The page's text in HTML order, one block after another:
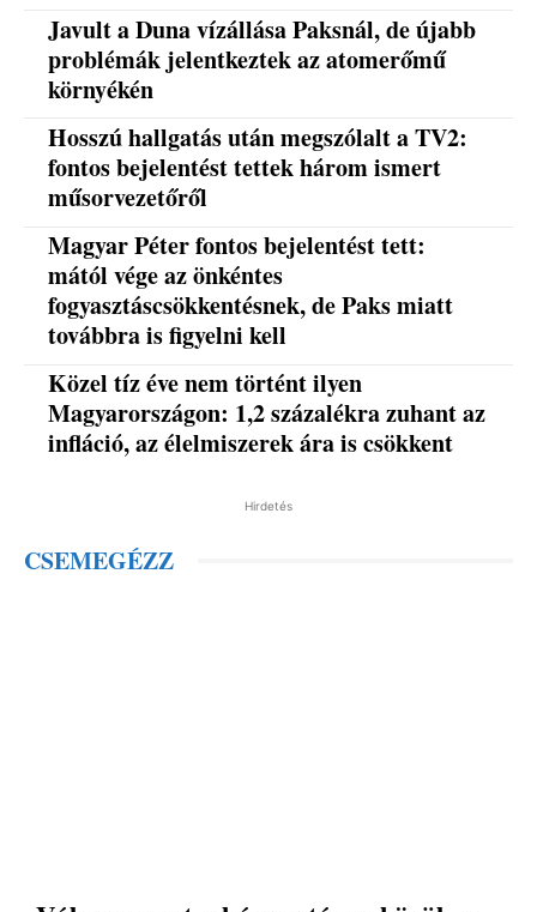
Javult a Duna vízállása Paksnál, de újabb
problémák jelentkeztek az atomerőmű
környékén
Hosszú hallgatás után megszólalt a TV2:
fontos bejelentést tettek három ismert
műsorvezetőről
Magyar Péter fontos bejelentést tett:
mától vége az önkéntes
fogyasztáscsökkentésnek, de Paks miatt
továbbra is figyelni kell
Közel tíz éve nem történt ilyen
Magyarországon: 1,2 százalékra zuhant az
infláció, az élelmiszerek ára is csökkent
Hirdetés
CSEMEGÉZZ